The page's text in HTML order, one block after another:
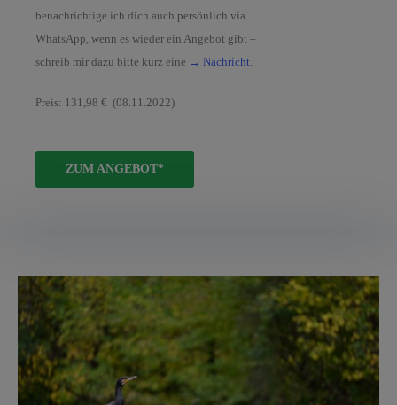
benachrichtige ich dich auch persönlich via
WhatsApp, wenn es wieder ein Angebot gibt –
schreib mir dazu bitte kurz eine → Nachricht
Preis: 131,98 € (08.11.2022)
ZUM ANGEBOT*